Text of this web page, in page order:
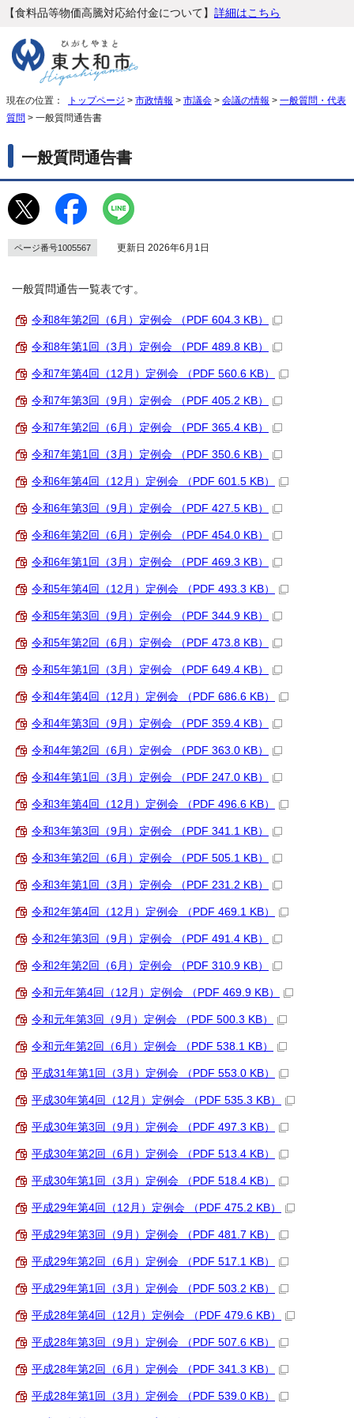
【食料品等物価高騰対応給付金について】 詳細はこちら
現在の位置： トップページ > 市政情報 > 市議会 > 会議の情報 > 一般質問・代表
質問 > 一般質問通告書
一般質問通告書
ページ番号1005567 更新日 2026年6月1日
一般質問通告一覧表です。
令和8年第2回（6月）定例会 （PDF 604.3 KB）
令和8年第1回（3月）定例会 （PDF 489.8 KB）
令和7年第4回（12月）定例会 （PDF 560.6 KB）
令和7年第3回（9月）定例会 （PDF 405.2 KB）
令和7年第2回（6月）定例会 （PDF 365.4 KB）
令和7年第1回（3月）定例会 （PDF 350.6 KB）
令和6年第4回（12月）定例会 （PDF 601.5 KB）
令和6年第3回（9月）定例会 （PDF 427.5 KB）
令和6年第2回（6月）定例会 （PDF 454.0 KB）
令和6年第1回（3月）定例会 （PDF 469.3 KB）
令和5年第4回（12月）定例会 （PDF 493.3 KB）
令和5年第3回（9月）定例会 （PDF 344.9 KB）
令和5年第2回（6月）定例会 （PDF 473.8 KB）
令和5年第1回（3月）定例会 （PDF 649.4 KB）
令和4年第4回（12月）定例会 （PDF 686.6 KB）
令和4年第3回（9月）定例会 （PDF 359.4 KB）
令和4年第2回（6月）定例会 （PDF 363.0 KB）
令和4年第1回（3月）定例会 （PDF 247.0 KB）
令和3年第4回（12月）定例会 （PDF 496.6 KB）
令和3年第3回（9月）定例会 （PDF 341.1 KB）
令和3年第2回（6月）定例会 （PDF 505.1 KB）
令和3年第1回（3月）定例会 （PDF 231.2 KB）
令和2年第4回（12月）定例会 （PDF 469.1 KB）
令和2年第3回（9月）定例会 （PDF 491.4 KB）
令和2年第2回（6月）定例会 （PDF 310.9 KB）
令和元年第4回（12月）定例会 （PDF 469.9 KB）
令和元年第3回（9月）定例会 （PDF 500.3 KB）
令和元年第2回（6月）定例会 （PDF 538.1 KB）
平成31年第1回（3月）定例会 （PDF 553.0 KB）
平成30年第4回（12月）定例会 （PDF 535.3 KB）
平成30年第3回（9月）定例会 （PDF 497.3 KB）
平成30年第2回（6月）定例会 （PDF 513.4 KB）
平成30年第1回（3月）定例会 （PDF 518.4 KB）
平成29年第4回（12月）定例会 （PDF 475.2 KB）
平成29年第3回（9月）定例会 （PDF 481.7 KB）
平成29年第2回（6月）定例会 （PDF 517.1 KB）
平成29年第1回（3月）定例会 （PDF 503.2 KB）
平成28年第4回（12月）定例会 （PDF 479.6 KB）
平成28年第3回（9月）定例会 （PDF 507.6 KB）
平成28年第2回（6月）定例会 （PDF 341.3 KB）
平成28年第1回（3月）定例会 （PDF 539.0 KB）